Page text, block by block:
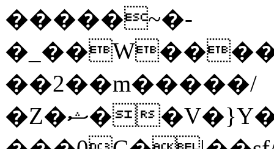
�����~�-
��2��m�����/
�Z�ޝ��V�}Y�I�ծ�O�����S��]z��w��7�޷�����h���u��7w.ϻ���8X��ͮ�����W�dm�Jߜ��q/>?